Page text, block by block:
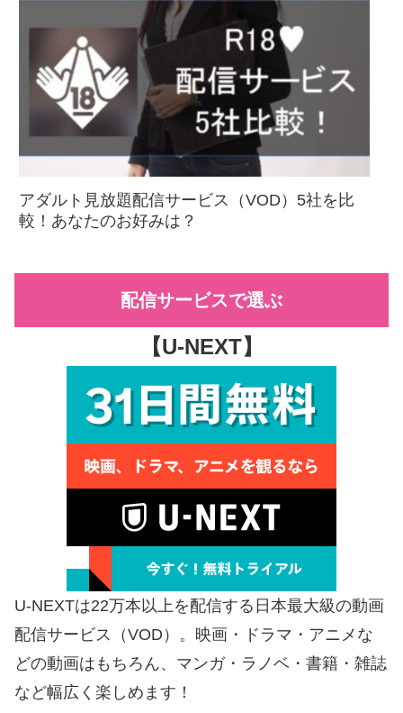
アダルト見放題配信サービス（VOD）5社を比
較！あなたのお好みは？
配信サービスで選ぶ
【U-NEXT】
U-NEXTは22万本以上を配信する日本最大級の動画
配信サービス（VOD）。映画・ドラマ・アニメな
どの動画はもちろん、マンガ・ラノベ・書籍・雑誌
など幅広く楽しめます！